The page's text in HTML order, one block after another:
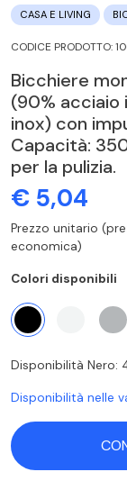
CASA E LIVING
CODICE PRODOTTO:
Bicchiere
(90% acciaio
inox) con
Capacità:
per la pulizia.
€ 5,04
Prezzo unitario
economica)
Colori disponibili
Disponibilità Nero:
Disponibilità nelle